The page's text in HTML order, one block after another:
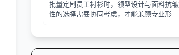
批量定制员工衬衫时，领型设计与面料抗皱
性的选择需要协同考虑，才能兼顾专业形象